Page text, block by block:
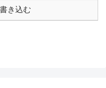
き込む